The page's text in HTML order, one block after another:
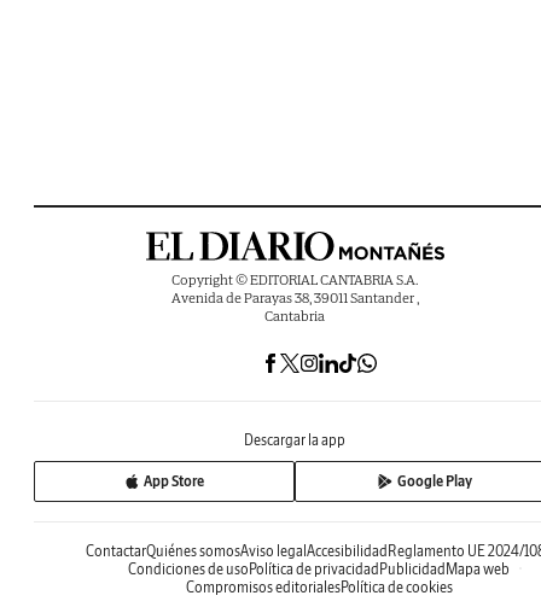
Copyright © EDITORIAL CANTABRIA S.A.
Avenida de Parayas 38, 39011 Santander ,
Cantabria
Descargar la app
App Store Google Play
ContactarQuiénes somosAviso legalAccesibilidadReglamento UE 2024/
Condiciones de usoPolítica de privacidadPublicidadMapa web
Compromisos editorialesPolítica de cookies